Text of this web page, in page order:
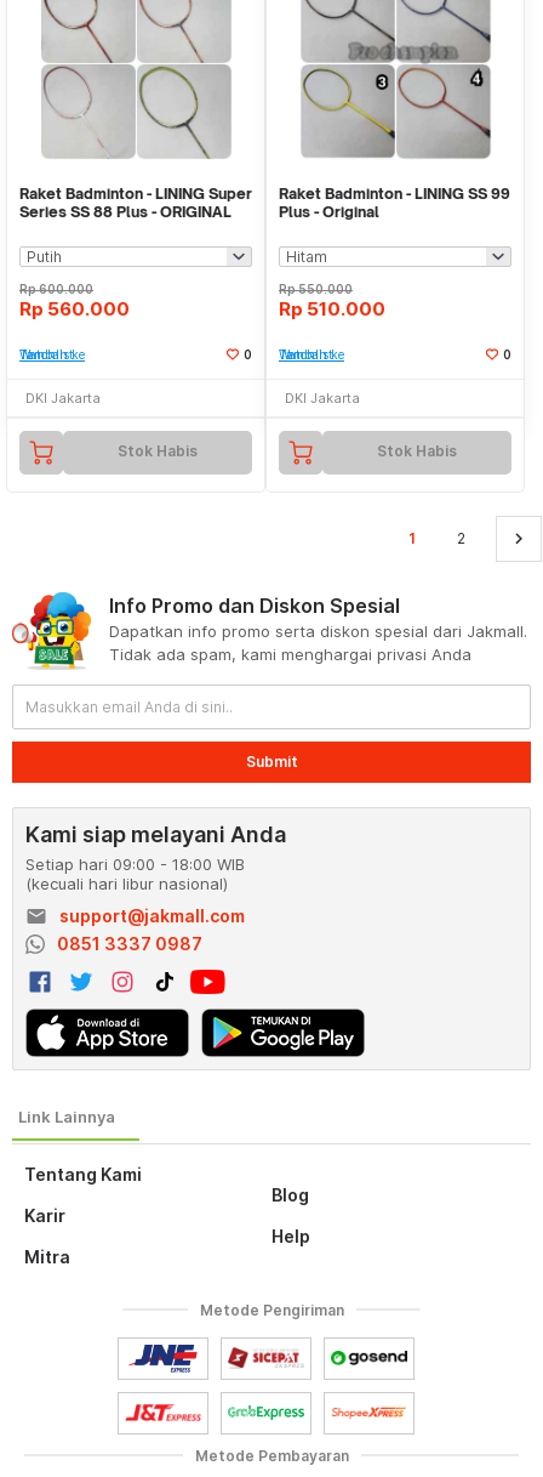
Raket Badminton - LINING Super
Series SS 88 Plus - ORIGINAL
Rp600.000
Rp 560.000
Tambah ke Watchlist 0
DKI Jakarta
Stok Habis
Raket Badminton - LINING SS 99
Plus - Original
Rp550.000
Rp 510.000
Tambah ke Watchlist 0
DKI Jakarta
Stok Habis
1 2 keyboard_arrow_right
Tentang Kami
Karir
Mitra
Blog
Help
Info Promo dan Diskon Spesial
Dapatkan info promo serta diskon spesial dari Jakmall.
Tidak ada spam, kami menghargai privasi Anda
Submit
Kami siap melayani Anda
Setiap hari 09:00 - 18:00 WIB
(kecuali hari libur nasional)
email
support@jakmall.com
0851 3337 0987
Metode Pembayaran
Metode Pengiriman